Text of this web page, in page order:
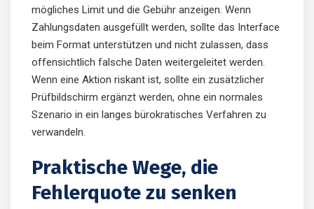
mögliches Limit und die Gebühr anzeigen. Wenn
Zahlungsdaten ausgefüllt werden, sollte das Interface
beim Format unterstützen und nicht zulassen, dass
offensichtlich falsche Daten weitergeleitet werden.
Wenn eine Aktion riskant ist, sollte ein zusätzlicher
Prüfbildschirm ergänzt werden, ohne ein normales
Szenario in ein langes bürokratisches Verfahren zu
verwandeln.
Praktische Wege, die
Fehlerquote zu senken